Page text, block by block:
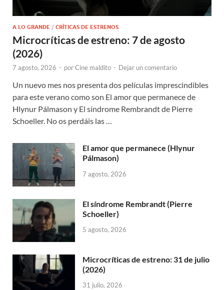
A LO GRANDE / CRÍTICAS DE ESTRENOS
Microcríticas de estreno: 7 de agosto
(2026)
7 agosto, 2026 - porCine maldito - Dejar un comentario
Un nuevo mes nos presenta dos películas imprescindibles
para este verano como son El amor que permanece de
Hlynur Pálmason y El síndrome Rembrandt de Pierre
Schoeller. No os perdáis las …
El amor que permanece (Hlynur
Pálmason)
7 agosto, 2026
El síndrome Rembrandt (Pierre
Schoeller)
5 agosto, 2026
Microcríticas de estreno: 31 de julio
(2026)
31 julio, 2026